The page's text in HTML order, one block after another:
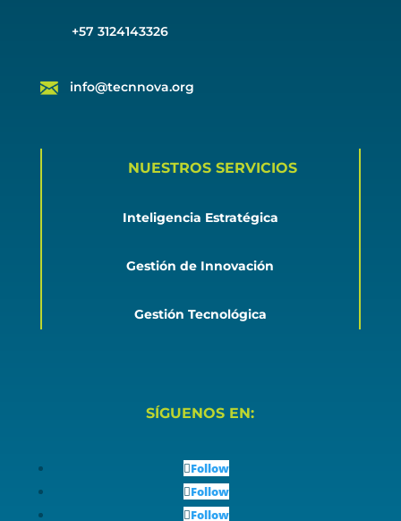
+57 3124143326
info@tecnnova.org
NUESTROS SERVICIOS
Inteligencia Estratégica
Gestión de Innovación
Gestión Tecnológica
SÍGUENOS EN:
Follow
Follow
Follow